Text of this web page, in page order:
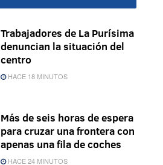
Trabajadores de La Purísima
denuncian la situación del
centro
HACE 18 MINUTOS
Más de seis horas de espera
para cruzar una frontera con
apenas una fila de coches
HACE 24 MINUTOS